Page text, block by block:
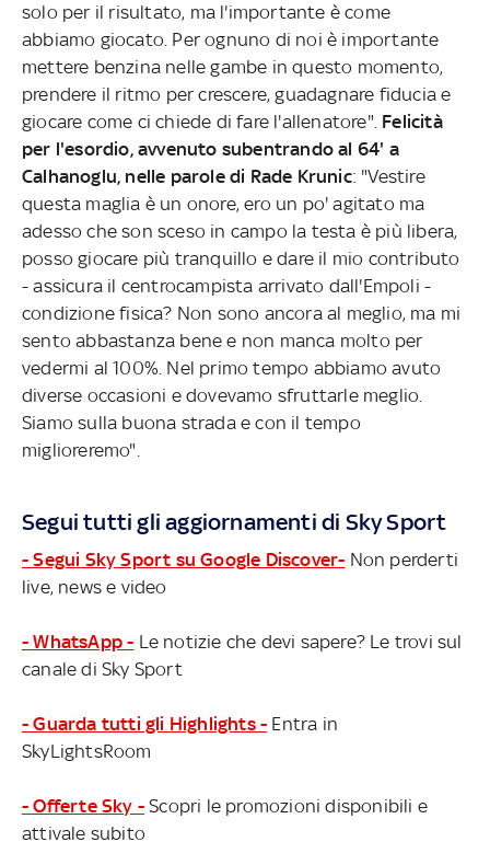
solo per il risultato, ma l'importante è come
abbiamo giocato. Per ognuno di noi è importante
mettere benzina nelle gambe in questo momento,
prendere il ritmo per crescere, guadagnare fiducia e
giocare come ci chiede di fare l'allenatore". Felicità
per l'esordio, avvenuto subentrando al 64' a
Calhanoglu, nelle parole di Rade Krunic: "Vestire
questa maglia è un onore, ero un po' agitato ma
adesso che son sceso in campo la testa è più libera,
posso giocare più tranquillo e dare il mio contributo
- assicura il centrocampista arrivato dall'Empoli -
condizione fisica? Non sono ancora al meglio, ma mi
sento abbastanza bene e non manca molto per
vedermi al 100%. Nel primo tempo abbiamo avuto
diverse occasioni e dovevamo sfruttarle meglio.
Siamo sulla buona strada e con il tempo
miglioreremo".
Segui tutti gli aggiornamenti di Sky Sport
- Segui Sky Sport su Google Discover- Non perderti
live, news e video
- WhatsApp - Le notizie che devi sapere? Le trovi sul
canale di Sky Sport
- Guarda tutti gli Highlights - Entra in
SkyLightsRoom
- Offerte Sky - Scopri le promozioni disponibili e
attivale subito